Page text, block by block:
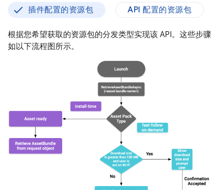
插件配置的资源包 API 配置的资源包
根据您希望获取的资源包的分发类型实现该 API。这些步骤
如以下流程图所示。